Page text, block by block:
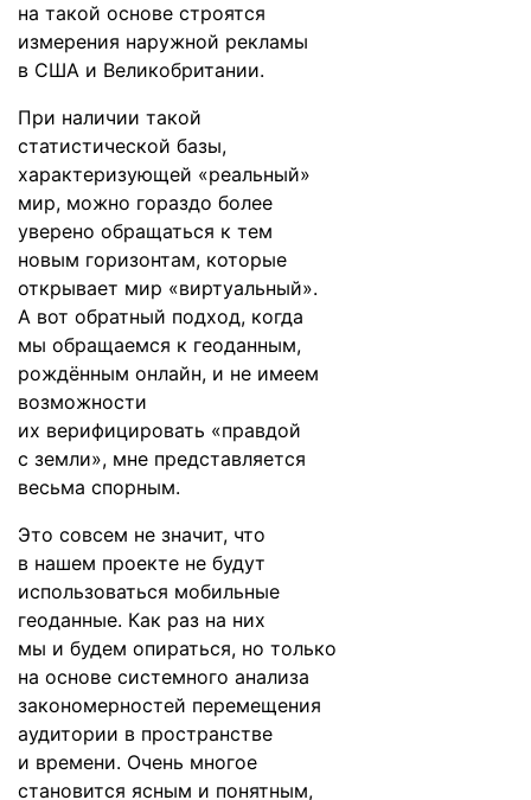
на такой основе строятся
измерения наружной рекламы
в США и Великобритании.
При наличии такой
статистической базы,
характеризующей «реальный»
мир, можно гораздо более
уверено обращаться к тем
новым горизонтам, которые
открывает мир «виртуальный».
А вот обратный подход, когда
мы обращаемся к геоданным,
рождённым онлайн, и не имеем
возможности
их верифицировать «правдой
с земли», мне представляется
весьма спорным.
Это совсем не значит, что
в нашем проекте не будут
использоваться мобильные
геоданные. Как раз на них
мы и будем опираться, но только
на основе системного анализа
закономерностей перемещения
аудитории в пространстве
и времени. Очень многое
становится ясным и понятным,